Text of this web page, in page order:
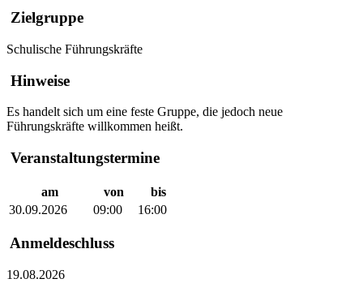
Zielgruppe
Schulische Führungskräfte
Hinweise
Es handelt sich um eine feste Gruppe, die jedoch neue
Führungskräfte willkommen heißt.
Veranstaltungstermine
am von
bis
30.09.2026
09:00 16:00
Anmeldeschluss
19.08.2026